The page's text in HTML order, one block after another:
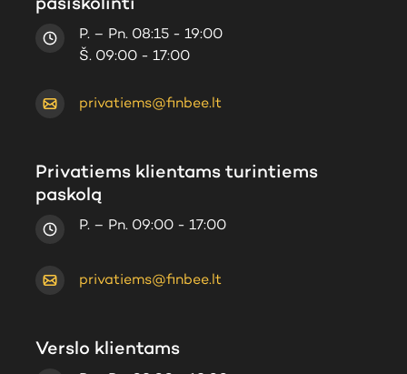
pasiskolinti
P. – Pn. 08:15 - 19:00
Š. 09:00 - 17:00
privatiems@finbee.lt
Privatiems klientams turintiems
paskolą
P. – Pn. 09:00 - 17:00
privatiems@finbee.lt
Verslo klientams